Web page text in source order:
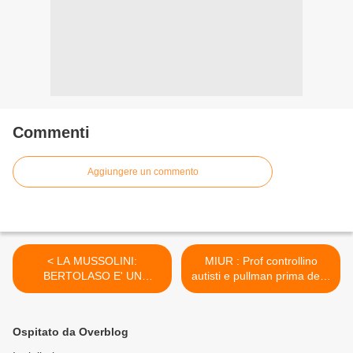
Commenti
Aggiungere un commento
< LA MUSSOLINI:
BERTOLASO E' UN
COGLIONE
MIUR : Prof controllino
autisti e pullman prima della
gita. Pazzesco ! Così non si
Ospitato da Overblog